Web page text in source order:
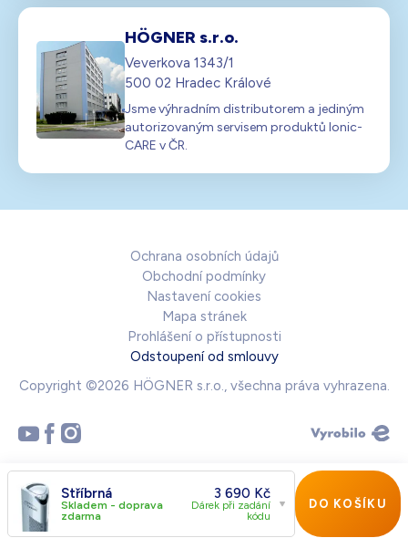
HÖGNER s.r.o.
Veverkova 1343/1
500 02 Hradec Králové
Jsme výhradním distributorem a jediným
autorizovaným servisem produktů Ionic-
CARE v ČR.
Ochrana osobních údajů
Obchodní podmínky
Nastavení cookies
Mapa stránek
Prohlášení o přístupnosti
Odstoupení od smlouvy
Copyright ©2026 HÖGNER s.r.o., všechna práva vyhrazena.
Stříbrná 3 690 Kč
Skladem - doprava
zdarma
Dárek při zadání
kódu
DO KOŠÍKU